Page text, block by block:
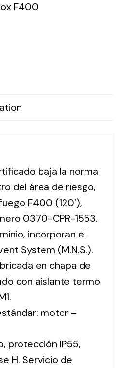
for all kinds of needs.
F400
baja la norma
del área de riesgo,
F400 (120′),
0370-CPR-1553.
incorporan el
System (M.N.S.).
en chapa de
con aislante termo
motor –
protección IP55,
H. Servicio de